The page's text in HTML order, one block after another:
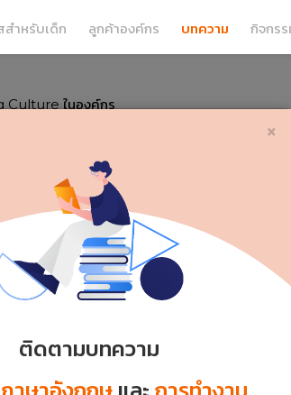
สำหรับเด็ก ลูกค้าองค์กร บทความ กิจกรร
Culture ในองค์กร
งค์กร
Monday 28 /
×
ติดตามบทความ